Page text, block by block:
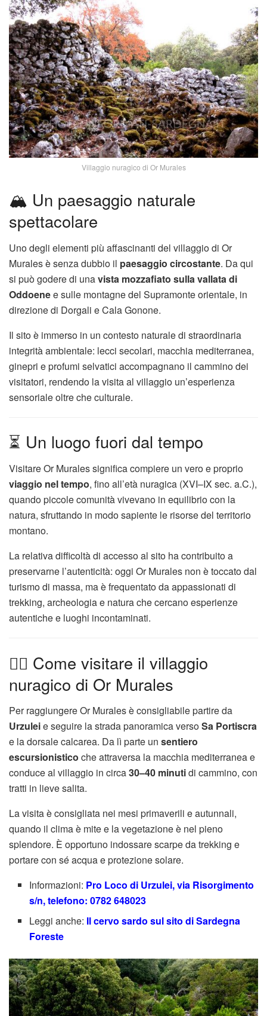
Villaggio nuragico di Or Murales
🏔️ Un paesaggio naturale
spettacolare
Uno degli elementi più affascinanti del villaggio di Or
Murales è senza dubbio il paesaggio circostante. Da qui
si può godere di unavista mozzafiato sulla vallata di
Oddoenee sulle montagne del Supramonte orientale, in
direzione di Dorgali e Cala Gonone.
Il sito è immerso in un contesto naturale di straordinaria
integrità ambientale: lecci secolari, macchia mediterranea,
ginepri e profumi selvatici accompagnano il cammino dei
visitatori, rendendo la visita al villaggio un’esperienza
sensoriale oltre che culturale.
⏳ Un luogo fuori dal tempo
Visitare Or Murales significa compiere un vero e proprio
viaggio nel tempo, fino all’età nuragica (XVI–IX sec. a.C.),
quando piccole comunità vivevano in equilibrio con la
natura, sfruttando in modo sapiente le risorse del territorio
montano.
La relativa difficoltà di accesso al sito ha contribuito a
preservarne l’autenticità: oggi Or Murales non è toccato dal
turismo di massa, ma è frequentato da appassionati di
trekking, archeologia e natura che cercano esperienze
autentiche e luoghi incontaminati.
🚶‍♂️ Come visitare il villaggio
nuragico di Or Murales
Per raggiungere Or Murales è consigliabile partire da
Urzuleie seguire la strada panoramica versoSa Portiscra
e la dorsale calcarea. Da lì parte un sentiero
escursionistico che attraversa la macchia mediterranea e
conduce al villaggio in circa30–40 minutidi cammino, con
tratti in lieve salita.
La visita è consigliata nei mesi primaverili e autunnali,
quando il clima è mite e la vegetazione è nel pieno
splendore. È opportuno indossare scarpe da trekking e
portare con sé acqua e protezione solare.
Informazioni: Pro Loco di Urzulei, via Risorgimento
s/n, telefono: 0782 648023
Leggi anche: Il cervo sardo sul sito di Sardegna
Foreste